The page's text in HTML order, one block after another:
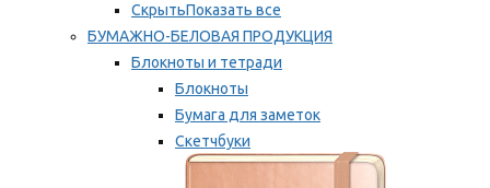
СкрытьПоказать все
БУМАЖНО-БЕЛОВАЯ ПРОДУКЦИЯ
Блокноты и тетради
Блокноты
Бумага для заметок
Скетчбуки
Тетради